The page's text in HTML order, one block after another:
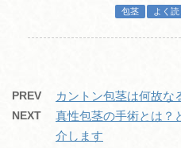
包茎 よく
PREV カントン包茎は何故な
NEXT
真性包茎の手術とは？
介します